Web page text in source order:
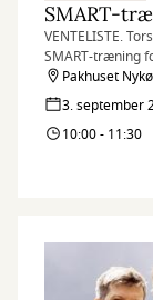
SMART-
VENTELISTE.
SMART-træning
Pakhuset
3. september
10:00 - 11:30